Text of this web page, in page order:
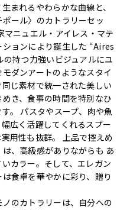
まれるやわらかな曲線と、
ール〉のカトラリーセッ
マニュエル・アイレス・マテ
ョンにより誕生した “Aires
持つ力強いビジュアルにユ
ダンアートのようなスタイ
じ素材で統一された美しい
き、食事の時間を特別なひ
。 パスタやスープ、肉や魚
広く活躍してくれるスプー
用性も抜群。 上品で控えめ
、高級感がありながらも あ
カラー。そして、エレガン
食卓を華やかに彩り、贈り
のカトラリーは、自分への